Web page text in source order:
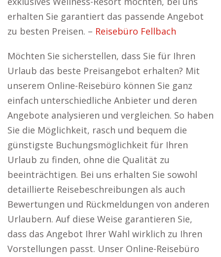
erhalten Sie garantiert das passende Angebot
zu besten Preisen. – Reisebüro Fellbach
Möchten Sie sicherstellen, dass Sie für Ihren
Urlaub das beste Preisangebot erhalten? Mit
unserem Online-Reisebüro können Sie ganz
einfach unterschiedliche Anbieter und deren
Angebote analysieren und vergleichen. So haben
Sie die Möglichkeit, rasch und bequem die
günstigste Buchungsmöglichkeit für Ihren
Urlaub zu finden, ohne die Qualität zu
beeinträchtigen. Bei uns erhalten Sie sowohl
detaillierte Reisebeschreibungen als auch
Bewertungen und Rückmeldungen von anderen
Urlaubern. Auf diese Weise garantieren Sie,
dass das Angebot Ihrer Wahl wirklich zu Ihren
Vorstellungen passt. Unser Online-Reisebüro